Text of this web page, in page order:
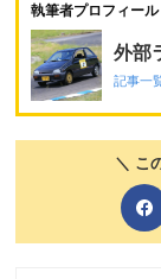
執筆者プロフィール
外部
記事一
＼ こ